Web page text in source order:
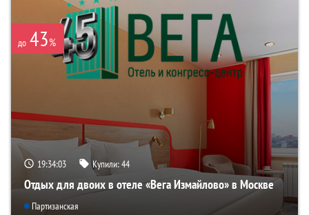
до 43%
19:34:03 Купили:44
Отдых для двоих в отеле «Вега Измайлово» в Москве
Партизанская